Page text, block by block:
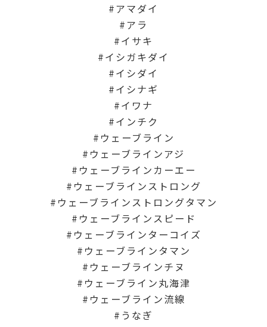
アマダイ
アラ
イサキ
イシガキダイ
イシダイ
イシナギ
イワナ
インチク
ウェーブライン
ウェーブラインアジ
ウェーブラインカーエー
ウェーブラインストロング
ウェーブラインストロングタマン
ウェーブラインスピード
ウェーブラインターコイズ
ウェーブラインタマン
ウェーブラインチヌ
ウェーブライン丸海津
ウェーブライン流線
うなぎ